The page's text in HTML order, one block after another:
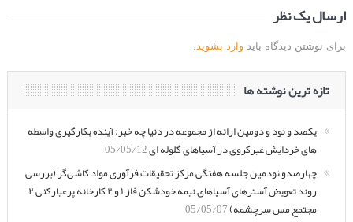
ارسال یک نظر
برای نوشتن دیدگاه باید وارد بشوید
تازه ترین نوشته ها
یکصد و نود و دومین ارائه از مجموعه در دنیا چه خبر: آینده بکارگیری واسطه
های خردایش غیرکروی در آسیاهای گلوله ای05/05/12
چهارصدو نودمین جلسه هفتگی مرکز تحقیقات فرآوری مواد کاشی‌گر (بررسی
روند تعویض آسترهای آسیاهای نیمه خودشکن فاز ۱ و ۲ کارخانه پرعیارکنی ۲
مجتمع مس سرچشمه)05/05/07